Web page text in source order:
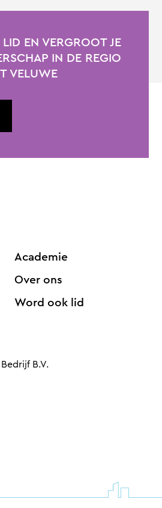
EN VERGROOT JE
IN DE REGIO
VELUWE
Academie
Over ons
Word ook lid
B.V.